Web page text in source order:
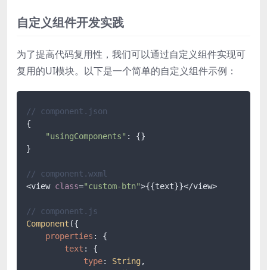
自定义组件开发实践
为了提高代码复用性，我们可以通过自定义组件实现可
复用的UI模块。以下是一个简单的自定义组件示例：
// component.json
{
"usingComponents" : {}
}
// component.wxml
<view class="custom-btn">{{text}}</view>
// component.js
Component ({
properties : {
text : {
type: String,